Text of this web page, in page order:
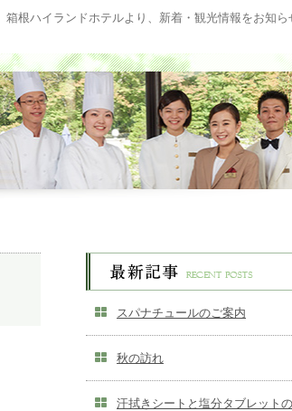
箱根ハイランドホテルより、新着・観光情報をお知ら
スパナチュールのご案内
秋の訪れ
汗拭きシートと塩分タブレットの